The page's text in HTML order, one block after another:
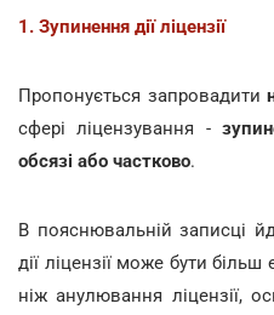
1. Зупинення дії ліцензії
Пропонується запровадити
сфері ліцензування -
обсязі або частково.
В пояснювальній записці
дії ліцензії може бути
ніж анулювання ліцензії,